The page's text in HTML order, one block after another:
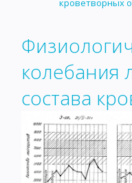
кроветворных
колебания
состава